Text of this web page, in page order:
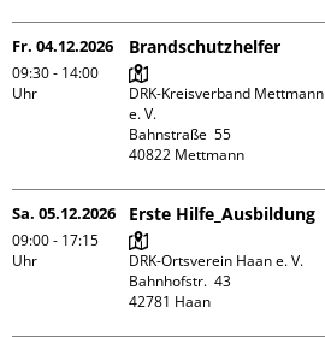
Fr. 04.12.2026
09:30 - 14:00
Uhr
Brandschutzhelfer
DRK-Kreisverband Mettmann
e. V.
Bahnstraße  55
Sa. 05.12.2026
09:00 - 17:15
Uhr
Erste Hilfe_Ausbildung
DRK-Ortsverein Haan e. V.
Bahnhofstr.  43